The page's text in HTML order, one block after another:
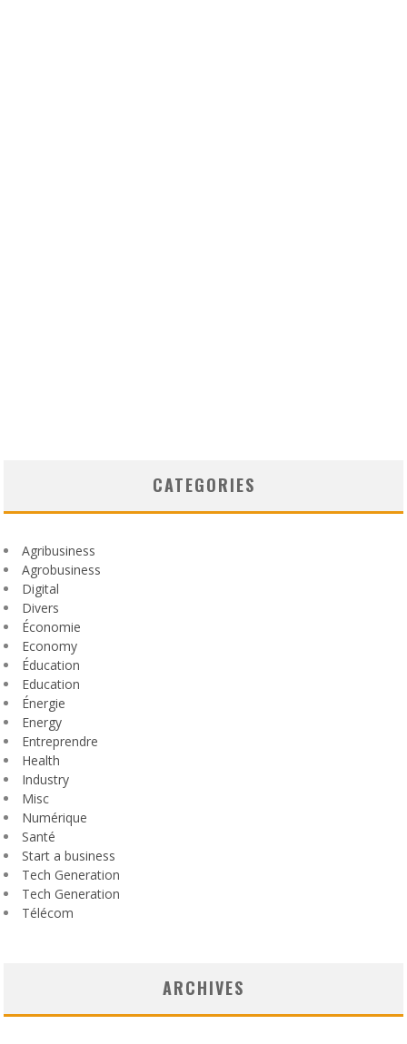
CATEGORIES
Agribusiness
Agrobusiness
Digital
Divers
Économie
Economy
Éducation
Education
Énergie
Energy
Entreprendre
Health
Industry
Misc
Numérique
Santé
Start a business
Tech Generation
Tech Generation
Télécom
ARCHIVES